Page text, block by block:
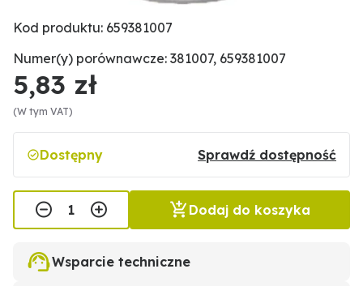
Kod produktu: 659381007
Numer(y) porównawcze: 381007, 659381007
5,83 zł
(W tym VAT)
Dostępny Sprawdź dostępność
Dodaj do koszyka
Wsparcie techniczne